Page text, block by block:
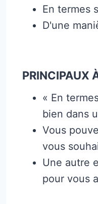
En termes
D'une
PRINCIPAUX
« En
bien dans
Vous
vous
Une autre
pour vous